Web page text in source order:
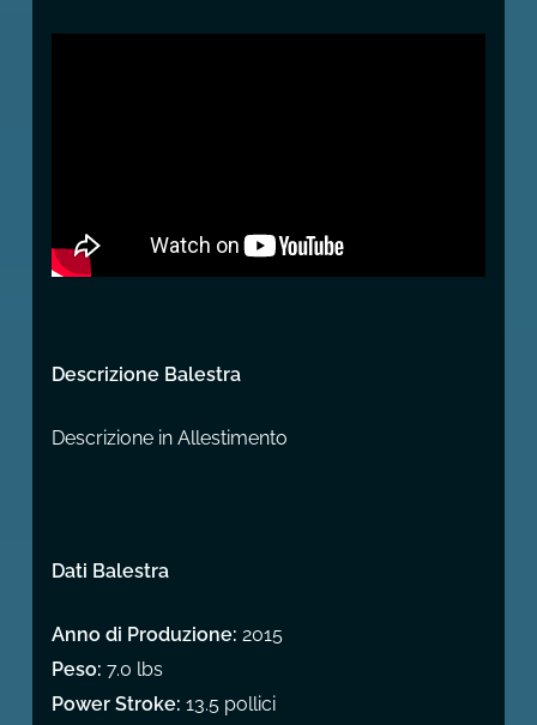
Descrizione Balestra
Descrizione in Allestimento
Dati Balestra
Anno di Produzione: 2015
Peso: 7.0 lbs
Power Stroke: 13.5 pollici